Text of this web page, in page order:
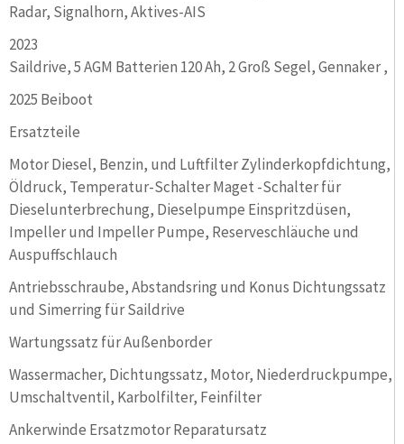
Radar, Signalhorn, Aktives-AIS
2023
Saildrive, 5 AGM Batterien 120 Ah, 2 Groß Segel, Gennaker ,
2025 Beiboot
Ersatzteile
Motor Diesel, Benzin, und Luftfilter Zylinderkopfdichtung,
Öldruck, Temperatur-Schalter Maget -Schalter für
Dieselunterbrechung, Dieselpumpe Einspritzdüsen,
Impeller und Impeller Pumpe, Reserveschläuche und
Auspuffschlauch
Antriebsschraube, Abstandsring und Konus Dichtungssatz
und Simerring für Saildrive
Wartungssatz für Außenborder
Wassermacher, Dichtungssatz, Motor, Niederdruckpumpe,
Umschaltventil, Karbolfilter, Feinfilter
Ankerwinde Ersatzmotor Reparatursatz